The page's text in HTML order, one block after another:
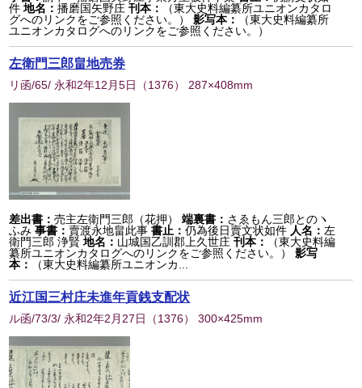
件 地名：播磨国矢野庄 刊本：
（東大史料編纂所ユニオンカタロ
グへのリンクをご参照ください。）
影写本：
（東大史料編纂所
ユニオンカタログへのリンクをご参照ください。）
左衛門三郎畠地売券
リ函/65/ 永和2年12月5日 （1376） 287×408mm
差出書：売主左衛門三郎（花押） 端裏書： さゑもん三郎とのヽ
ふみ 事書：賣渡永地畠此事 書止：仍為後日賣文状如件 人名： 左
衛門三郎 浄賢 地名： 山城国乙訓郡上久世庄 刊本：
（東大史料編
纂所ユニオンカタログへのリンクをご参照ください。）
影写
本：
（東大史料編纂所ユニオンカ...
近江国三村庄未進年貢銭支配状
ル函/73/3/ 永和2年2月27日 （1376） 300×425mm